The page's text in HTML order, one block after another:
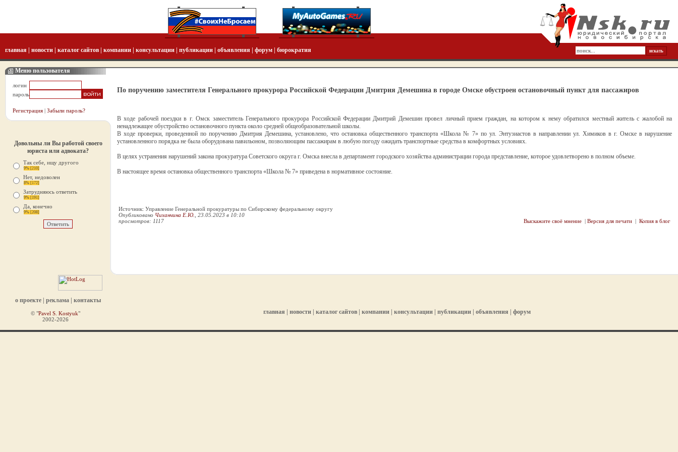
главная новости каталог сайтов компании консультации публикации объявления форум бюрократия
Меню пользователя
логин
пароль
Регистрация | Забыли пароль?
Довольны ли Вы работой своего
юриста или адвоката?
Так себе, ищу другого
9% [210]
Нет, недоволен
8% [172]
Затрудняюсь ответить
9% [191]
Да, конечно
9% [208]
По поручению заместителя Генерального прокурора Российской Федерации Дмитрия Демешина в городе Омске обустроен остановочный пункт для пассажиров
В ходе рабочей поездки в г. Омск заместитель Генерального прокурора Российской Федерации Дмитрий Демешин провел личный прием граждан, на котором к нему обратился местный житель с жалобой на
ненадлежащее обустройство остановочного пункта около средней общеобразовательной школы.
В ходе проверки, проведенной по поручению Дмитрия Демешина, установлено, что остановка общественного транспорта «Школа № 7» по ул. Энтузиастов в направлении ул. Химиков в г. Омске в нарушение
установленного порядка не была оборудована павильоном, позволяющим пассажирам в любую погоду ожидать транспортные средства в комфортных условиях.
В целях устранения нарушений закона прокуратура Советского округа г. Омска внесла в департамент городского хозяйства администрации города представление, которое удовлетворено в полном объеме.
В настоящее время остановка общественного транспорта «Школа № 7» приведена в нормативное состояние.
Источник: Управление Генеральной прокуратуры по Сибирскому федеральному округу
Опубликовано Чиханчина Е.Ю.
, 23.05.2023 в 10:10
просмотров: 1117
Выскажите своё мнение | Версия для печати | Копия в блог
о проекте реклама контакты
© "Pavel S. Kostyuk"
2002-2026
главная новости каталог сайтов компании консультации публикации объявления форум